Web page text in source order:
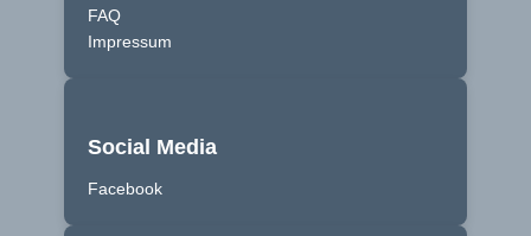
FAQ
Impressum
Social Media
Facebook